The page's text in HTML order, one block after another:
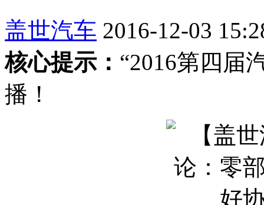
盖世汽车 2016-12-03
核心提示： “2016第四届
播！